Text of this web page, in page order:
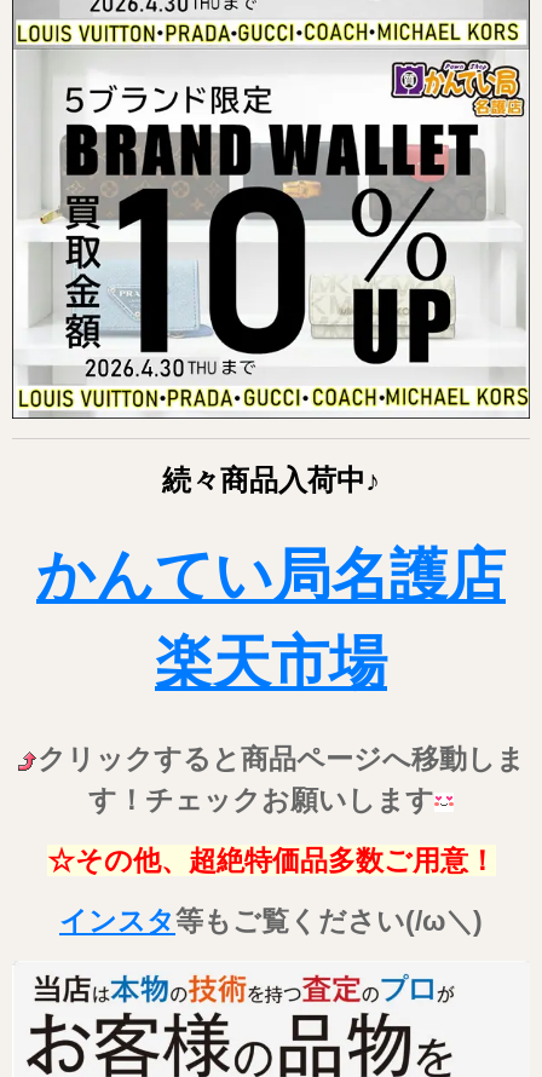
続々商品入荷中♪
かんてい局名護店
楽天市場
クリックすると商品ページへ移動しま
す！チェックお願いします
☆その他、超絶特価品多数ご用意！
インスタ等もご覧ください(/ω＼)